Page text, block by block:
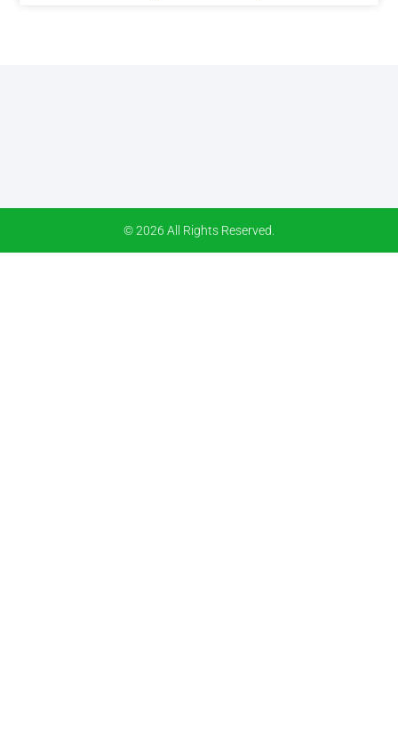
© 2026 All Rights Reserved.